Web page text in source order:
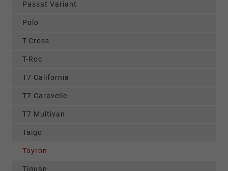
Passat Variant
Polo
T-Cross
T-Roc
T7 California
T7 Caravelle
T7 Multivan
Taigo
Tayron
Tiguan